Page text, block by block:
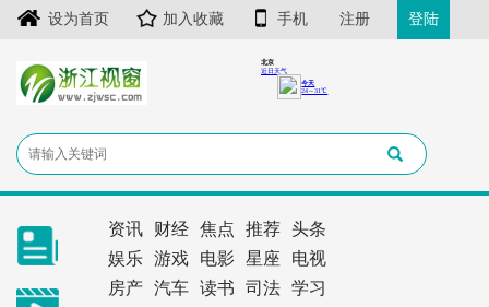
设为首页 加入收藏 手机 注册 登陆
资讯 财经 焦点 推荐
头条
娱乐
游戏 电影 星座
电视
房产
汽车 读书 司法
学习